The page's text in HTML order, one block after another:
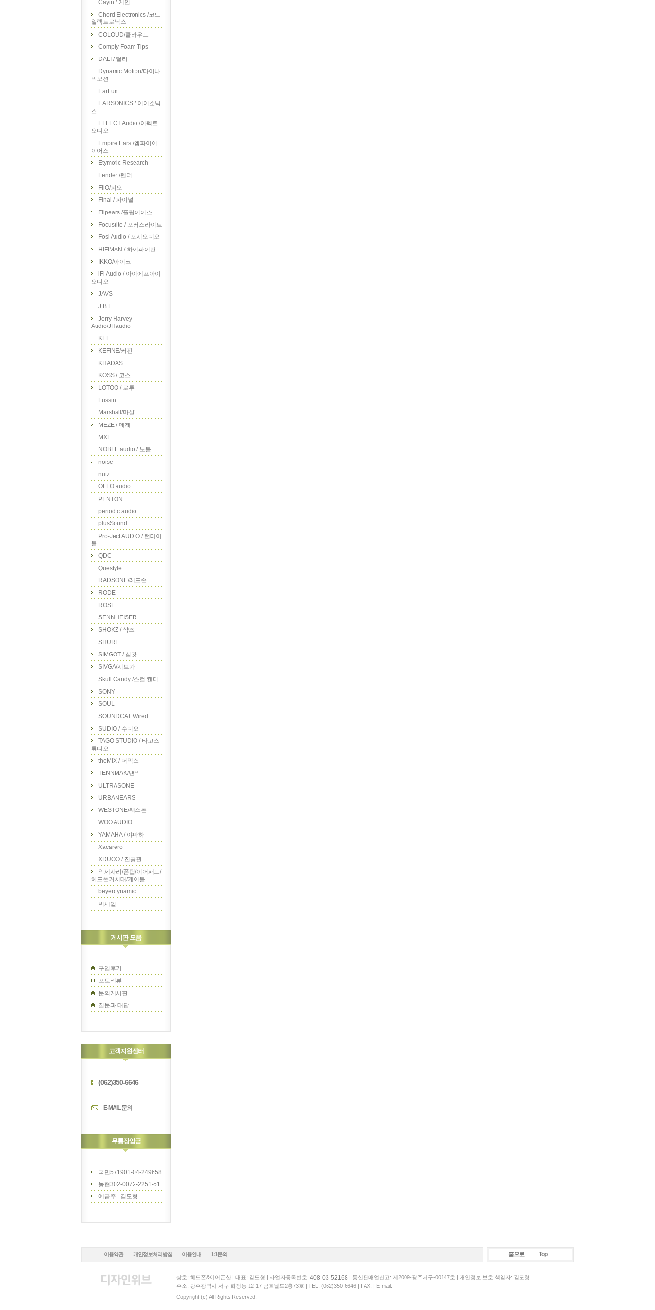
Cayin / 케인
Chord Electronics /코드
일렉트로닉스
COLOUD/클라우드
Comply Foam Tips
DALI / 달리
Dynamic Motion/다이나
믹모션
EarFun
EARSONICS / 이어소닉
스
EFFECT Audio /이펙트
오디오
Empire Ears /엠파이어
이어스
Etymotic Research
Fender /펜더
FiiO/피오
Final / 파이널
Flipears /플립이어스
Focusrite / 포커스라이트
Fosi Audio / 포시오디오
HIFIMAN / 하이파이맨
IKKO/아이코
iFi Audio / 아이에프아이
오디오
JAVS
J B L
Jerry Harvey
Audio/JHaudio
KEF
KEFINE/커핀
KHADAS
KOSS / 코스
LOTOO / 로투
Lussin
Marshall/마샬
MEZE / 메제
MXL
NOBLE audio / 노블
noise
nutz
OLLO audio
PENTON
periodic audio
plusSound
Pro-Ject AUDIO / 턴테이
블
QDC
Questyle
RADSONE/레드손
RODE
ROSE
SENNHEISER
SHOKZ / 샥즈
SHURE
SIMGOT / 심갓
SIVGA/시브가
Skull Candy /스컬 캔디
SONY
SOUL
SOUNDCAT Wired
SUDIO / 수디오
TAGO STUDIO / 타고스
튜디오
theMIX / 더믹스
TENNMAK/탠막
ULTRASONE
URBANEARS
WESTONE/웨스톤
WOO AUDIO
YAMAHA / 야마하
Xacarero
XDUOO / 진공관
악세사리/폼팁/이어패드/
헤드폰거치대/케이블
beyerdynamic
빅세일
게시판 모음
구입후기
포토리뷰
문의게시판
질문과 대답
고객지원센터
(062)350-6646
E-MAIL 문의
무통장입금
국민571901-04-249658
농협302-0072-2251-51
예금주 : 김도형
이용약관 개인정보처리방침 이용안내 1:1문의 홈으로 Top
상호: 헤드폰&이어폰샵 | 대표: 김도형 | 사업자등록번호: 408-03-52168 | 통신판매업신고: 제2009-광주서구-00147호 | 개인정보 보호 책임자: 김도형
주소: 광주광역시 서구 화정동 12-17 금호월드2층73호 | TEL: (062)350-6646 | FAX: | E-mail:
Copyright (c) All Rights Reserved.